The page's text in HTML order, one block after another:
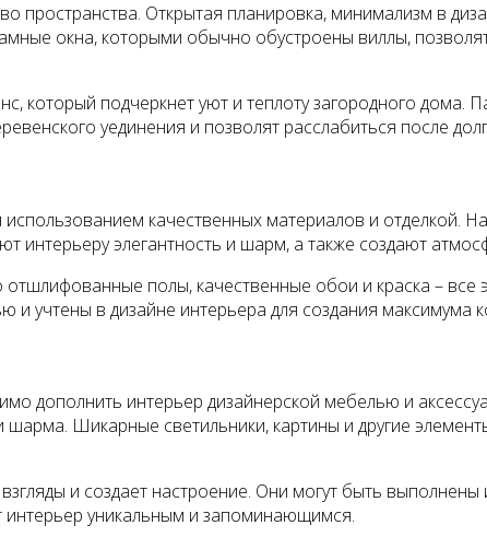
пространства. Открытая планировка, минимализм в
окна, которыми обычно обустроены виллы,
который подчеркнет уют и теплоту загородного дома.
уединения и позволят расслабиться после
качественных материалов и отделкой.
интерьеру элегантность и шарм, а также создают
отшлифованные полы, качественные обои и краска –
учтены в дизайне интерьера для создания максимума
дополнить интерьер дизайнерской мебелью и
Шикарные светильники, картины и другие
и создает настроение. Они могут быть
интерьер уникальным и запоминающимся.